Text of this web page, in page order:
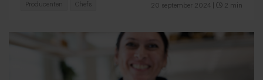
20 september 2024 2 min
Producenten Chefs